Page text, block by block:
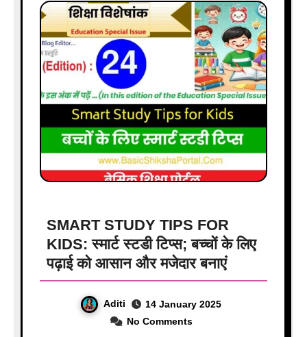
SMART STUDY TIPS FOR
KIDS: स्मार्ट स्टडी टिप्स; बच्चों के लिए
पढ़ाई को आसान और मजेदार बनाएं
Aditi
14 January 2025
No Comments